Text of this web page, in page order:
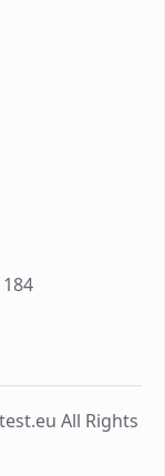
All Rights